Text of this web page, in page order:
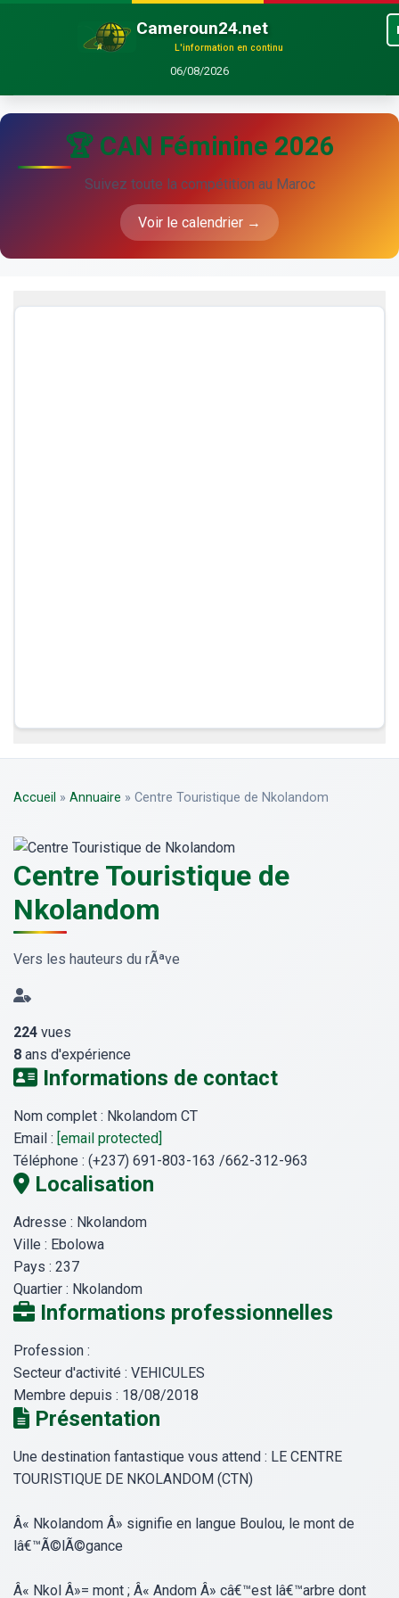
Cameroun24.net
L'information en continu
06/08/2026
🏆 CAN Féminine 2026
Suivez toute la compétition au Maroc
Voir le calendrier →
Accueil » Annuaire » Centre Touristique de Nkolandom
Centre Touristique de
Nkolandom
Vers les hauteurs du rÃªve
224 vues
8 ans d'expérience
Informations de contact
Nom complet : Nkolandom CT
Email : [email protected]
Téléphone : (+237) 691-803-163 /662-312-963
Localisation
Adresse : Nkolandom
Ville : Ebolowa
Pays : 237
Quartier : Nkolandom
Informations professionnelles
Profession :
Secteur d'activité : VEHICULES
Membre depuis : 18/08/2018
Présentation
Une destination fantastique vous attend : LE CENTRE
TOURISTIQUE DE NKOLANDOM (CTN)
Â« Nkolandom Â» signifie en langue Boulou, le mont de
lâ€™Ã©lÃ©gance
Â« Nkol Â»= mont ; Â« Andom Â» câ€™est lâ€™arbre dont